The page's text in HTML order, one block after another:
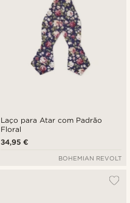
Laço para Atar com Padrão
Floral
34,95 €
BOHEMIAN REVOLT